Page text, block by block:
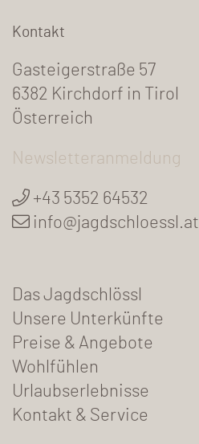
Kontakt
Gasteigerstraße 57
6382 Kirchdorf in Tirol
Österreich
Newsletteranmeldung
+43 5352 64532
info@jagdschloessl.at
Das Jagdschlössl
Unsere Unterkünfte
Preise & Angebote
Wohlfühlen
Urlaubserlebnisse
Kontakt & Service